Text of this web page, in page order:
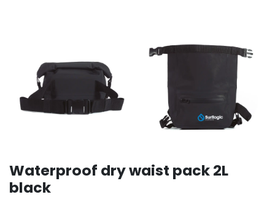
Waterproof dry waist pack 2L
black